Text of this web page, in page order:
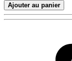
Ajouter au panier